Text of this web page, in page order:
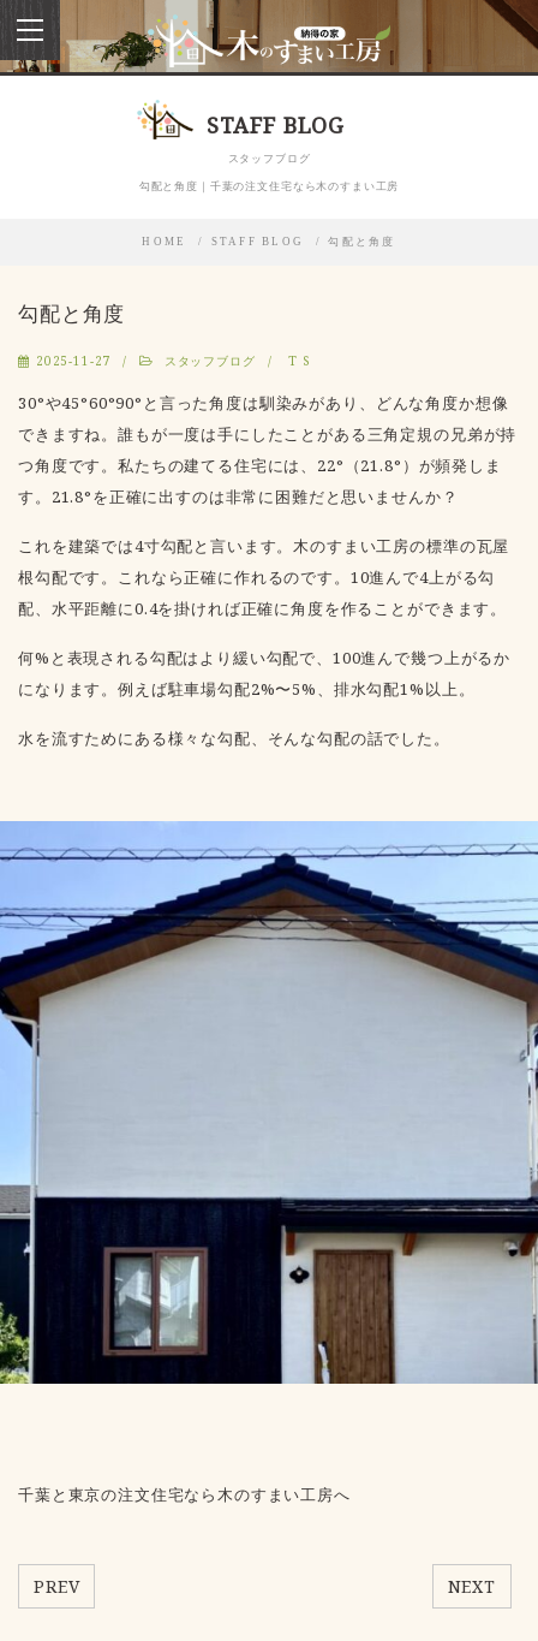
toggle
navigation
STAFF BLOG
スタッフブログ
勾配と角度｜千葉の注文住宅なら木のすまい工房
HOME STAFF BLOG 勾配と角度
勾配と角度
2025-11-27 スタッフブログ T S
30°や45°60°90°と言った角度は馴染みがあり、どんな角度か想像
できますね。誰もが一度は手にしたことがある三角定規の兄弟が持
つ角度です。私たちの建てる住宅には、22°（21.8°）が頻発しま
す。21.8°を正確に出すのは非常に困難だと思いませんか？
これを建築では4寸勾配と言います。木のすまい工房の標準の瓦屋
根勾配です。これなら正確に作れるのです。10進んで4上がる勾
配、水平距離に0.4を掛ければ正確に角度を作ることができます。
何%と表現される勾配はより緩い勾配で、100進んで幾つ上がるか
になります。例えば駐車場勾配2%〜5%、排水勾配1%以上。
水を流すためにある様々な勾配、そんな勾配の話でした。
千葉と東京の注文住宅なら木のすまい工房へ
PREV NEXT